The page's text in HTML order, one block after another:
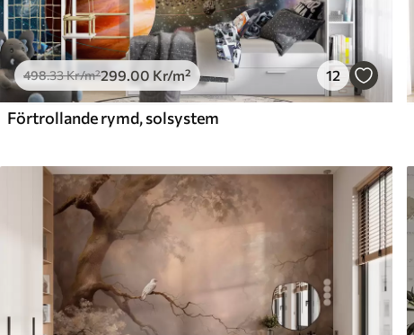
498.33Kr/m²299.00 Kr/m² 12
Förtrollande rymd, solsystem